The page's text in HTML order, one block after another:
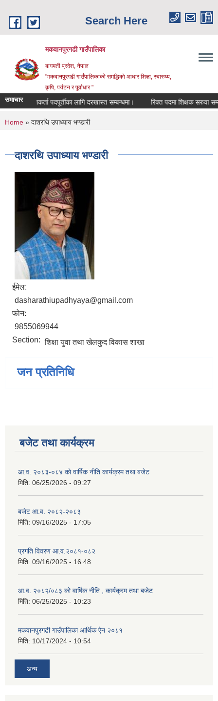
Search Here
मकवानपुरगढी गाउँपालिका
बागमती प्रदेश, नेपाल
"मकवानपुरगढी गाउँपालिकाको समद्धिको आधार शिक्षा, स्‍वास्‍थ्‍य,
कृषि, पर्यटन र पूर्वाधार "
समाचार
सहजकर्ता पदपूर्तीका लागि दरखास्त सम्बन्धमा। रिक्त पदमा शिक्षक सरुवा सम्बन्धमा।
You are here
Home » दाशरथि उपाध्याय भण्डारी
दाशरथि उपाध्याय भण्डारी
ईमेल:
dasharathiupadhyaya@gmail.com
फोन:
9855069944
Section: शिक्षा युवा तथा खेलकुद विकास शाखा
जन प्रतिनिधि
बजेट तथा कार्यक्रम
आ.व. २०८३-०८४ को वार्षिक नीति कार्यक्रम तथा बजेट
मिति: 06/25/2026 - 09:27
बजेट आ.व. २०८२-२०८३
मिति: 09/16/2025 - 17:05
प्रगति विवरण आ.व.२०८१-०८२
मिति: 09/16/2025 - 16:48
आ.व. २०८२/०८३ को वार्षिक नीति , कार्यक्रम तथा बजेट
मिति: 06/25/2025 - 10:23
मकवानपुरगढी गाउँपालिका आर्थिक ‌‌‌ऐन २०८१
मिति: 10/17/2024 - 10:54
अन्य